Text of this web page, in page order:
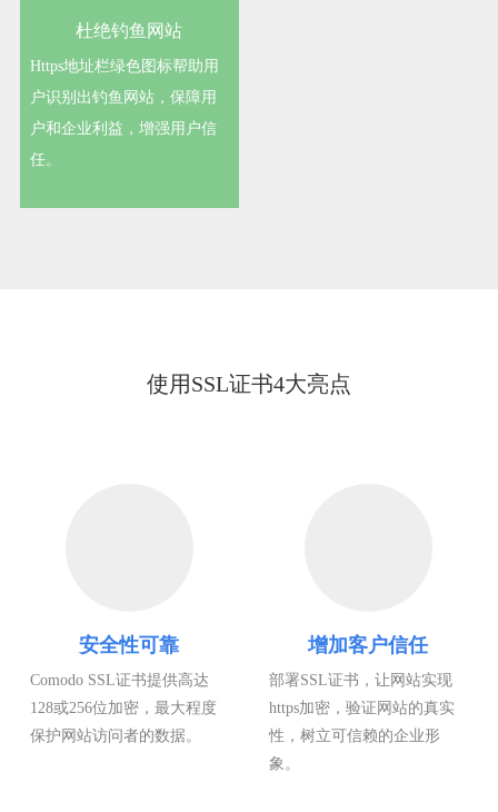
杜绝钓鱼网站
Https地址栏绿色图标帮助用
户识别出钓鱼网站，保障用
户和企业利益，增强用户信
任。
使用SSL证书4大亮点
安全性可靠
Comodo SSL证书提供高达
128或256位加密，最大程度
保护网站访问者的数据。
增加客户信任
部署SSL证书，让网站实现
https加密，验证网站的真实
性，树立可信赖的企业形
象。